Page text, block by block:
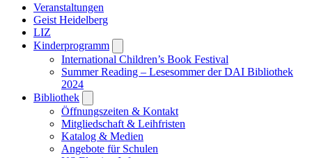
Veranstaltungen
Geist Heidelberg
LIZ
Kinderprogramm
submenu
International Children’s Book Festival
Summer Reading – Lesesommer der DAI Bibliothek
2024
Bibliothek
submenu
Öffnungszeiten & Kontakt
Mitgliedschaft & Leihfristen
Katalog & Medien
Angebote für Schulen